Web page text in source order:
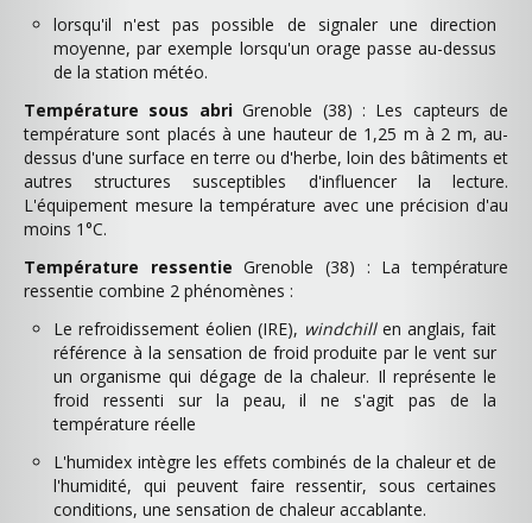
lorsqu'il n'est pas possible de signaler une direction
moyenne, par exemple lorsqu'un orage passe au-dessus
de la station météo.
Température sous abriGrenoble (38) : Les capteurs de
température sont placés à une hauteur de 1,25 m à 2 m, au-
dessus d'une surface en terre ou d'herbe, loin des bâtiments et
autres structures susceptibles d'influencer la lecture.
L'équipement mesure la température avec une précision d'au
moins 1°C.
Température ressentie Grenoble (38) : La température
ressentie combine 2 phénomènes :
Le refroidissement éolien (IRE), windchillen anglais, fait
référence à la sensation de froid produite par le vent sur
un organisme qui dégage de la chaleur. Il représente le
froid ressenti sur la peau, il ne s'agit pas de la
température réelle
L'humidex intègre les effets combinés de la chaleur et de
l'humidité, qui peuvent faire ressentir, sous certaines
conditions, une sensation de chaleur accablante.